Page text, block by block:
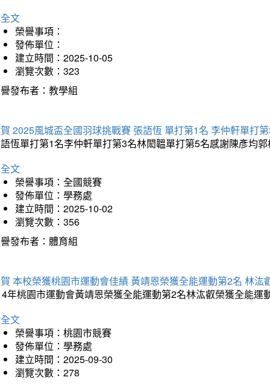
文
榮譽事項：
發佈單位：
建立時間：2025-10-05
瀏覽次數：323
發布者：教學組
2025風城盃全國羽球挑戰賽 張語恆 單打第1名 李仲軒單打
恆單打第1名李仲軒單打第3名林閎韞單打第5名感謝陳彥均
文
榮譽事項：全國競賽
發佈單位：學務處
建立時間：2025-10-02
瀏覽次數：356
發布者：體育組
本校榮獲桃園市運動會佳績 黃靖恩榮獲全能運動第2名 林汯
年桃園市運動會黃靖恩榮獲全能運動第2名林汯叡榮獲全能運
文
榮譽事項：桃園市競賽
發佈單位：學務處
建立時間：2025-09-30
瀏覽次數：278